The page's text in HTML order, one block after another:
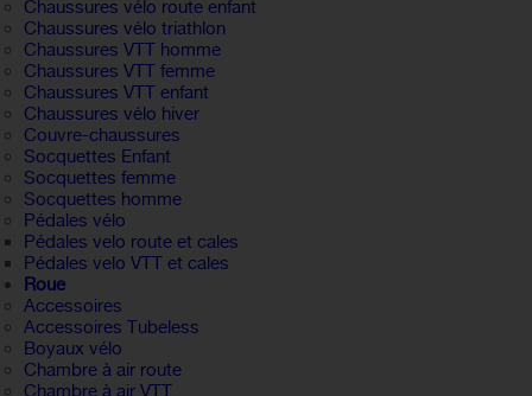
Chaussures vélo route enfant
Chaussures vélo triathlon
Chaussures VTT homme
Chaussures VTT femme
Chaussures VTT enfant
Chaussures vélo hiver
Couvre-chaussures
Socquettes Enfant
Socquettes femme
Socquettes homme
Pédales vélo
Pédales velo route et cales
Pédales velo VTT et cales
Roue
Accessoires
Accessoires Tubeless
Boyaux vélo
Chambre à air route
Chambre à air VTT